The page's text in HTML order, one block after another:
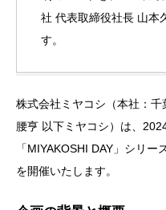
社 代表取締役社長 山本
す。
株式会社ミヤコシ（本社：
腰亨 以下ミヤコシ）は、
「MIYAKOSHI DAY」シリ
を開催いたします。